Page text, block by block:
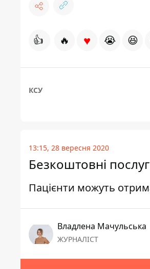
👍 🔥 ♥ 😭 😆
КСУ
13:15, 28 вересня 2020
Безкоштовні
Пацієнти можуть
Владлена Мачульська
ЖУРНАЛІСТ